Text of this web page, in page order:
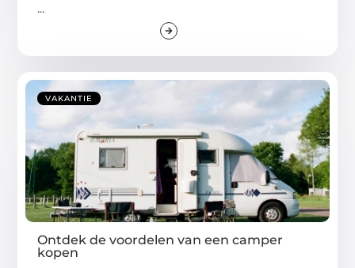
...
VAKANTIE
Ontdek de voordelen van een camper
kopen